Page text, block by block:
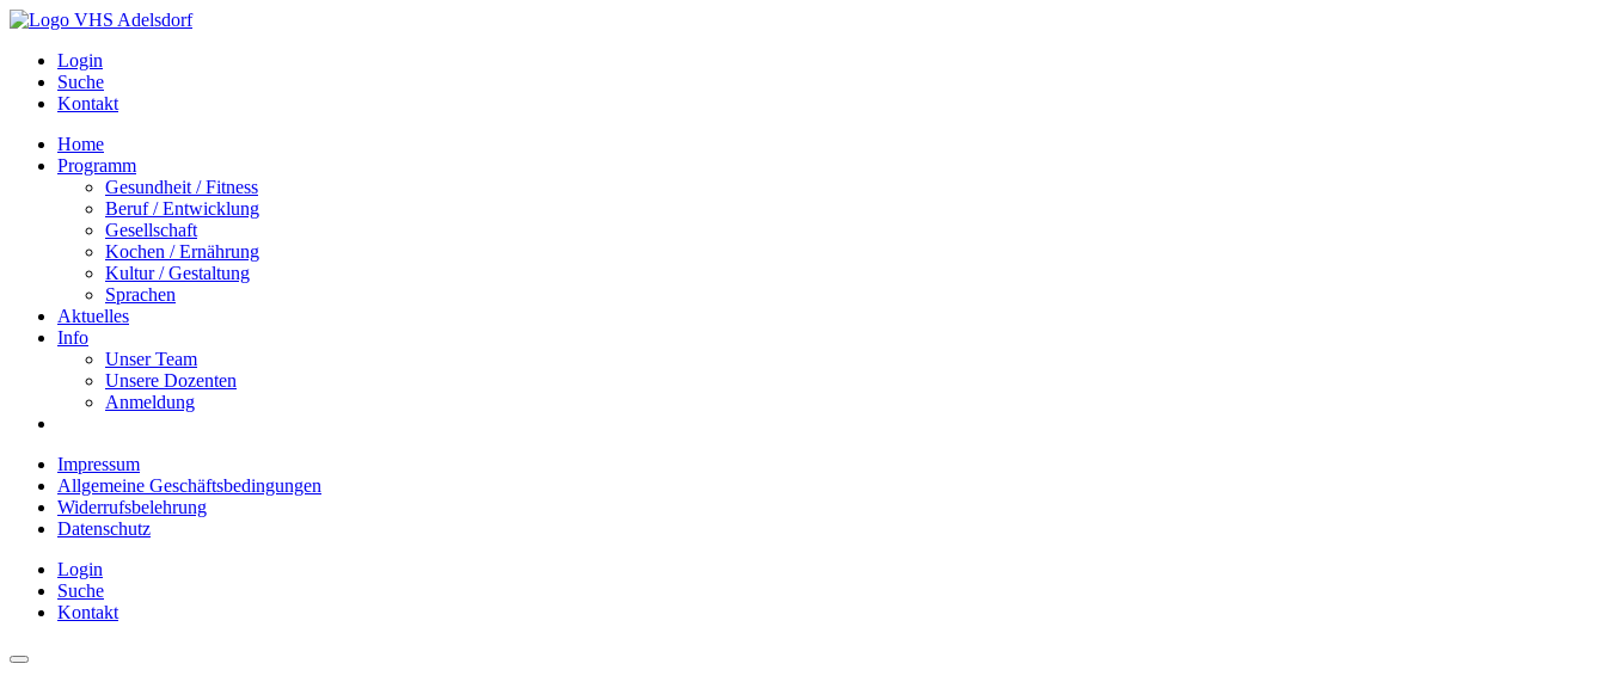
Login
Suche
Kontakt
Home
Programm
Gesundheit / Fitness
Beruf / Entwicklung
Gesellschaft
Kochen / Ernährung
Kultur / Gestaltung
Sprachen
Aktuelles
Info
Unser Team
Unsere Dozenten
Anmeldung
Impressum
Allgemeine Geschäftsbedingungen
Widerrufsbelehrung
Datenschutz
Login
Suche
Kontakt